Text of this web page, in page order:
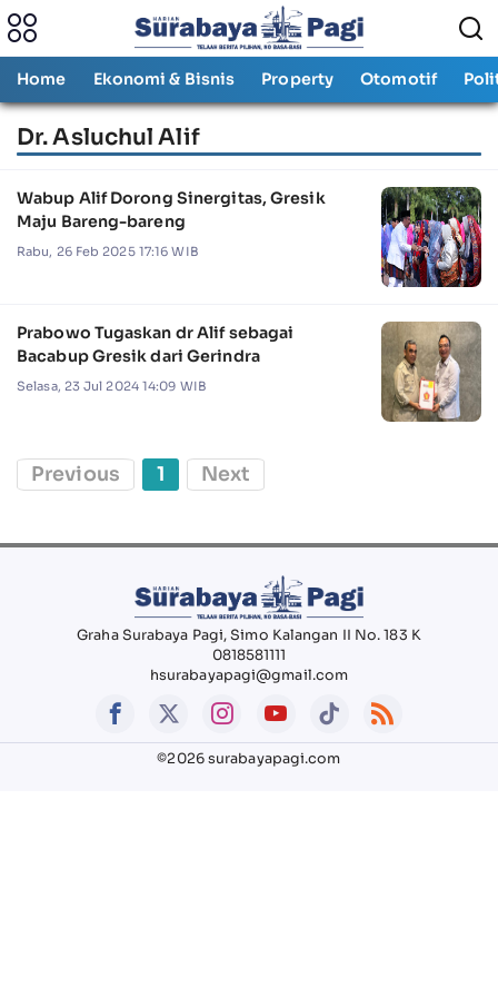
Home Ekonomi & Bisnis Property Otomotif
Dr. Asluchul Alif
Wabup Alif Dorong Sinergitas, Gresik
Maju Bareng-bareng
Rabu, 26 Feb 2025 17:16 WIB
Prabowo Tugaskan dr Alif sebagai
Bacabup Gresik dari Gerindra
Selasa, 23 Jul 2024 14:09 WIB
Previous 1 Next
Graha Surabaya Pagi, Simo Kalangan II No. 183 K
0818581111
hsurabayapagi@gmail.com
©2026 surabayapagi.com